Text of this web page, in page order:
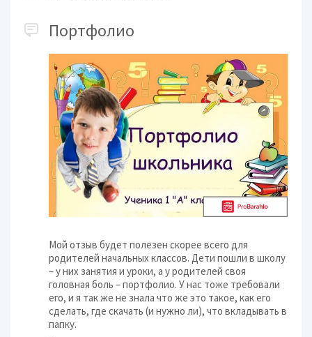
Портфолио
Мой отзыв будет полезен скорее всего для
родителей начальных классов. Дети пошли в школу
– у них занятия и уроки, а у родителей своя
головная боль – портфолио. У нас тоже требовали
его, и я так же не знала что же это такое, как его
сделать, где скачать (и нужно ли), что вкладывать в
папку.